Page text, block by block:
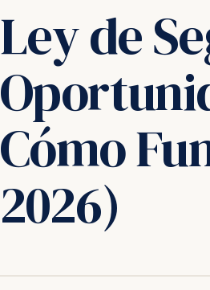
Ley de
Cómo
2026)